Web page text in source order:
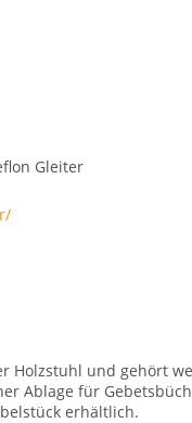
Gleiter
und gehört
Ablage für
erhältlich.